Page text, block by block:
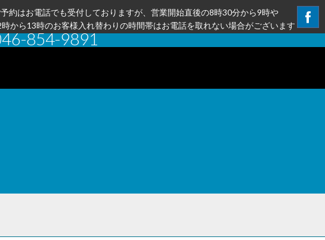
予約はお電話でも受付しておりますが、営業開始直後の8時30分から9時や
時から13時のお客様入れ替わりの時間帯はお電話を取れない場合がございます
854-9891